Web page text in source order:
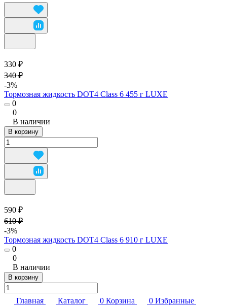
330 ₽
340 ₽
-3%
Тормозная жидкость DOT4 Class 6 455 г LUXE
0
0
В наличии
В корзину
590 ₽
610 ₽
-3%
Тормозная жидкость DOT4 Class 6 910 г LUXE
0
0
В наличии
В корзину
Главная Каталог 0 Корзина 0 Избранные